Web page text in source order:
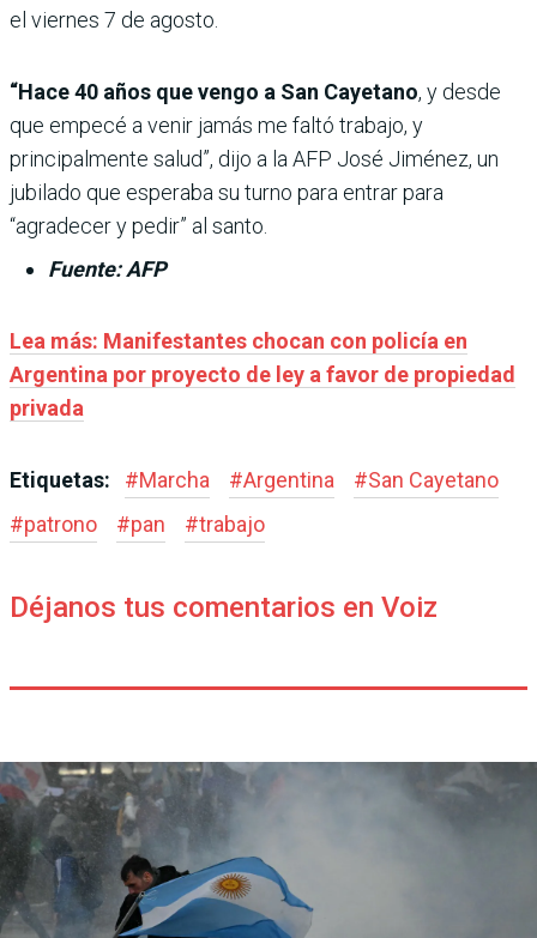
el viernes 7 de agosto.
“Hace 40 años que vengo a San Cayetano, y desde
que empecé a venir jamás me faltó trabajo, y
principalmente salud”, dijo a la AFP José Jiménez, un
jubilado que esperaba su turno para entrar para
“agradecer y pedir” al santo.
Fuente: AFP
Lea más: Manifestantes chocan con policía en
Argentina por proyecto de ley a favor de propiedad
privada
Etiquetas: #Marcha #Argentina #San Cayetano
#patrono #pan #trabajo
Déjanos tus comentarios en Voiz